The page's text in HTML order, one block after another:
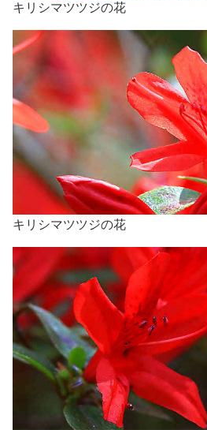
キリシマツツジの花
キリシマツツジの花